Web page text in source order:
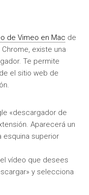
de Vimeo en Mac de
existe una
Te permite
el sitio web de
«descargador de
Aparecerá un
esquina superior
vídeo que desees
y selecciona